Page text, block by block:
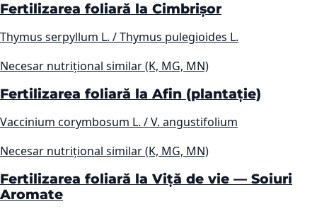
Fertilizarea foliară la Cimbrișor
Thymus serpyllum L. / Thymus pulegioides L.
Necesar nutrițional similar (K, MG, MN)
Fertilizarea foliară la Afin (plantație)
Vaccinium corymbosum L. / V. angustifolium
Necesar nutrițional similar (K, MG, MN)
Fertilizarea foliară la Viță de vie — Soiuri
Aromate